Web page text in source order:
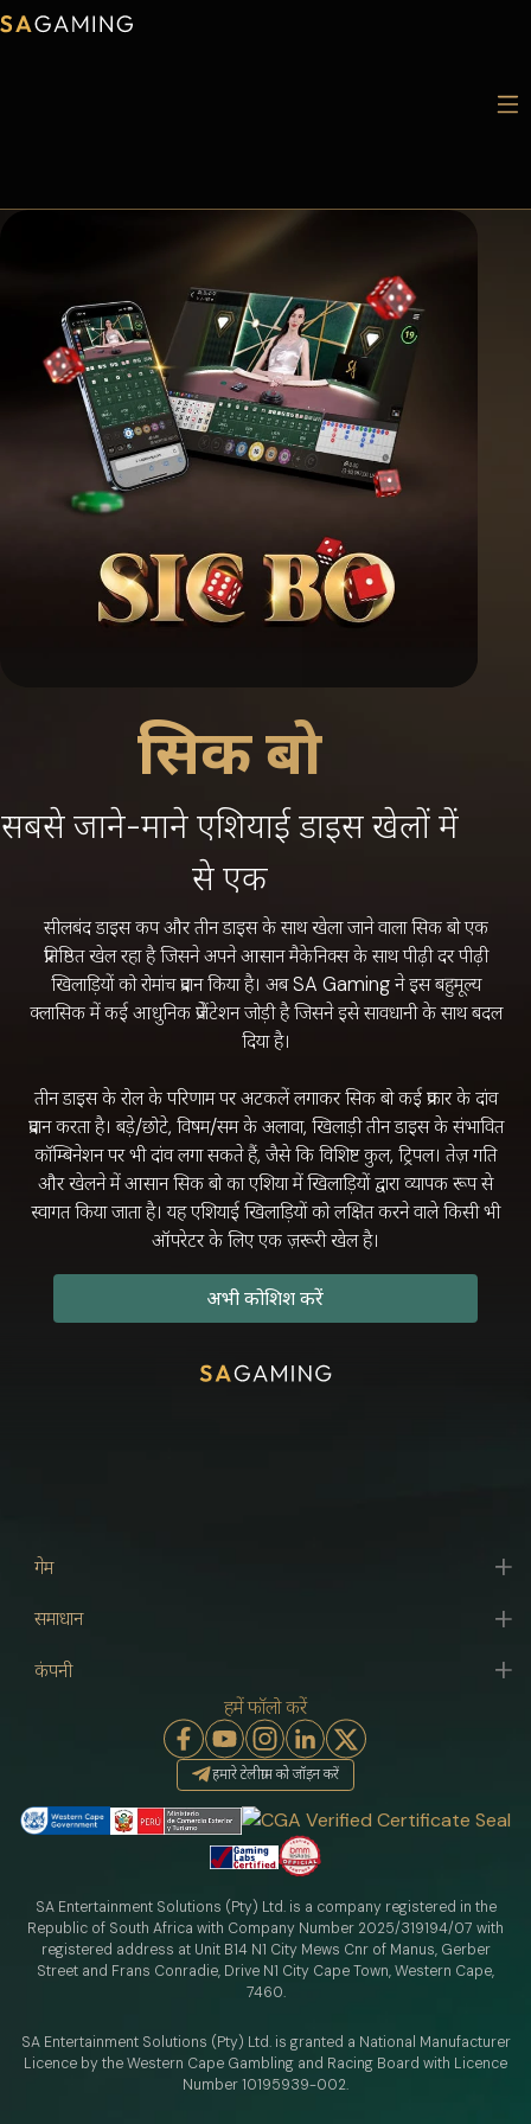
सिक बो
सबसे जाने-माने एशियाई डाइस खेलों में
से एक
सीलबंद डाइस कप और तीन डाइस के साथ खेला जाने वाला सिक बो एक
प्रतिष्ठित खेल रहा है जिसने अपने आसान मैकेनिक्स के साथ पीढ़ी दर पीढ़ी
खिलाड़ियों को रोमांच प्रदान किया है। अब SA Gaming ने इस बहुमूल्य
क्लासिक में कई आधुनिक प्रेजेंटेशन जोड़ी है जिसने इसे सावधानी के साथ बदल
दिया है।
तीन डाइस के रोल के परिणाम पर अटकलें लगाकर सिक बो कई प्रकार के दांव
प्रदान करता है। बड़े/छोटे, विषम/सम के अलावा, खिलाड़ी तीन डाइस के संभावित
कॉम्बिनेशन पर भी दांव लगा सकते हैं, जैसे कि विशिष्ट कुल, ट्रिपल। तेज़ गति
और खेलने में आसान सिक बो का एशिया में खिलाड़ियों द्वारा व्यापक रूप से
स्वागत किया जाता है। यह एशियाई खिलाड़ियों को लक्षित करने वाले किसी भी
ऑपरेटर के लिए एक ज़रूरी खेल है।
अभी कोशिश करें
गेम
समाधान
कंपनी
हमें फॉलो करें
हमारे टेलीग्राम को जॉइन करें
SA Entertainment Solutions (Pty) Ltd. is a company registered in the
Republic of South Africa with Company Number 2025/319194/07 with
registered address at Unit B14 N1 City Mews Cnr of Manus, Gerber
Street and Frans Conradie, Drive N1 City Cape Town, Western Cape,
7460.
SA Entertainment Solutions (Pty) Ltd. is granted a National Manufacturer
Licence by the Western Cape Gambling and Racing Board with Licence
Number 10195939-002.